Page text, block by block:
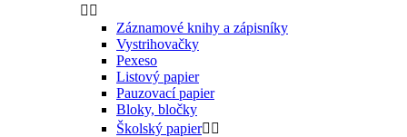
 
Záznamové knihy a zápisníky
Vystrihovačky
Pexeso
Listový papier
Pauzovací papier
Bloky, bločky
Školský papier 